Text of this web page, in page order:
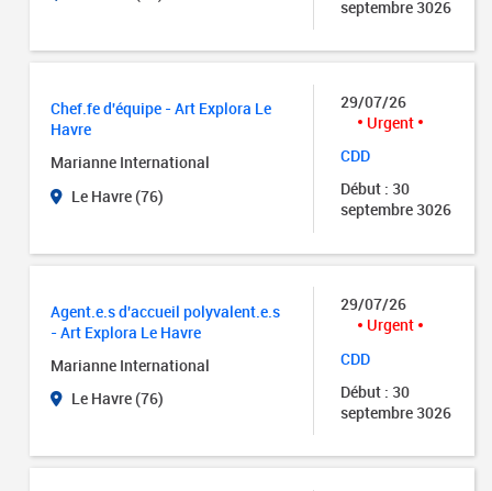
septembre 3026
Chef.fe d'équipe - Art Explora Le
Havre
Marianne International
Le Havre (76)
29/07/26
Urgent
CDD
Début : 30
septembre 3026
Agent.e.s d'accueil polyvalent.e.s
- Art Explora Le Havre
Marianne International
Le Havre (76)
29/07/26
Urgent
CDD
Début : 30
septembre 3026